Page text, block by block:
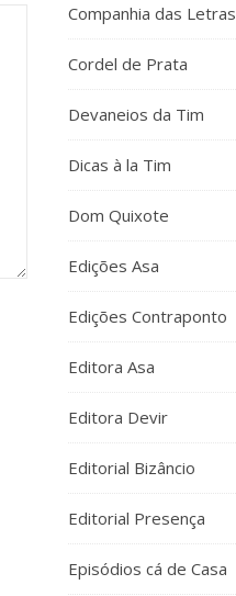
Companhia das Letras
Cordel de Prata
Devaneios da Tim
Dicas à la Tim
Dom Quixote
Edições Asa
Edições Contraponto
Editora Asa
Editora Devir
Editorial Bizâncio
Editorial Presença
Episódios cá de Casa